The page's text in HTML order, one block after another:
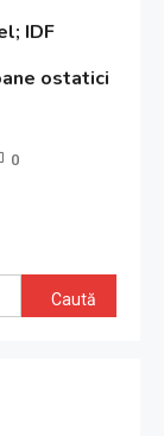
IDF
ostatici
0
Caută